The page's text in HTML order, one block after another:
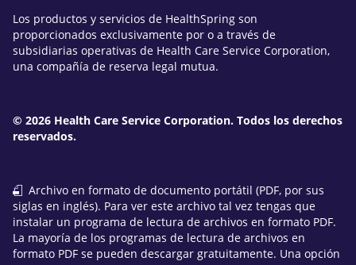
Los productos y servicios de HealthSpring son
proporcionados exclusivamente por o a través de
subsidiarias operativas de Health Care Service Corporation,
una compañía de reserva legal mutua.
© 2026 Health Care Service Corporation. Todos los derechos
reservados.
Archivo en formato de documento portátil (PDF, por sus
siglas en inglés). Para ver este archivo tal vez tengas que
instalar un programa de lectura de archivos en formato PDF.
La mayoría de los programas de lectura de archivos en
formato PDF se pueden descargar gratuitamente. Una opción